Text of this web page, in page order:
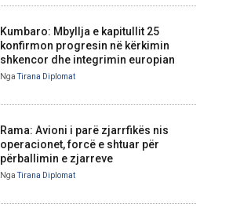
Kumbaro: Mbyllja e kapitullit 25
konfirmon progresin në kërkimin
shkencor dhe integrimin europian
Nga Tirana Diplomat
Rama: Avioni i parë zjarrfikës nis
operacionet, forcë e shtuar për
përballimin e zjarreve
Nga Tirana Diplomat